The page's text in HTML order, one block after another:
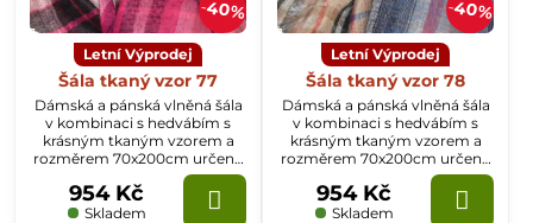
40%
Letní Výprodej
Šála tkaný vzor 77
Dámská a pánská vlněná šála
v kombinaci s hedvábím s
krásným tkaným vzorem a
rozměrem 70x200cm určená
k celoročnímu nošení.
Skladem
954 Kč
40%
Letní Výprodej
Šála tkaný vzor 78
Dámská a pánská vlněná šála
v kombinaci s hedvábím s
krásným tkaným vzorem a
rozměrem 70x200cm určená
k celoročnímu nošení.
Skladem
954 Kč